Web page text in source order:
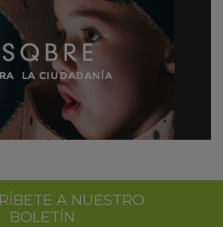
A NUESTRO
BOLETÍN